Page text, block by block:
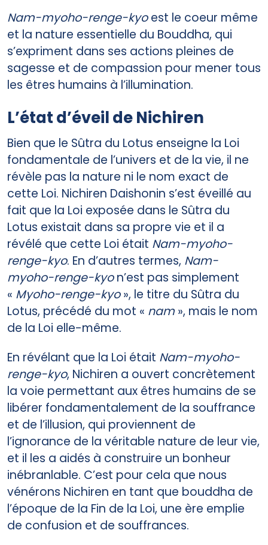
Nam-myoho-renge-kyoest le coeur même
et la nature essentielle du Bouddha, qui
s’expriment dans ses actions pleines de
sagesse et de compassion pour mener tous
les êtres humains à l’illumination.
L’état d’éveil de Nichiren
Bien que le Sûtra du Lotus enseigne la Loi
fondamentale de l’univers et de la vie, il ne
révèle pas la nature ni le nom exact de
cette Loi. Nichiren Daishonin s’est éveillé au
fait que la Loi exposée dans le Sûtra du
Lotus existait dans sa propre vie et il a
révélé que cette Loi était Nam-myoho-
renge-kyo. En d’autres termes, Nam-
myoho-renge-kyon’est pas simplement
« Myoho-renge-kyo», le titre du Sûtra du
Lotus, précédé du mot « nam », mais le nom
de la Loi elle-même.
En révélant que la Loi était Nam-myoho-
renge-kyo, Nichiren a ouvert concrètement
la voie permettant aux êtres humains de se
libérer fondamentalement de la souffrance
et de l’illusion, qui proviennent de
l’ignorance de la véritable nature de leur vie,
et il les a aidés à construire un bonheur
inébranlable. C’est pour cela que nous
vénérons Nichiren en tant que bouddha de
l’époque de la Fin de la Loi, une ère emplie
de confusion et de souffrances.